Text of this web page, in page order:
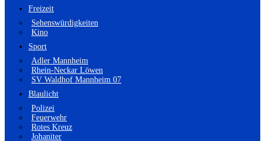
Freizeit
Sehenswürdigkeiten
Kino
Sport
Adler Mannheim
Rhein-Neckar Löwen
SV Waldhof Mannheim 07
Blaulicht
Polizei
Feuerwehr
Rotes Kreuz
Johaniter